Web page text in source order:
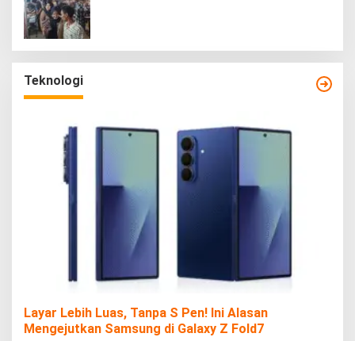
Teknologi
Layar Lebih Luas, Tanpa S Pen! Ini Alasan
Mengejutkan Samsung di Galaxy Z Fold7